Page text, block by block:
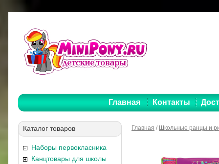
Главная Контакты
Каталог товаров
Наборы первокласника
Канцтовары для школы
Главная / Школьные ранцы и